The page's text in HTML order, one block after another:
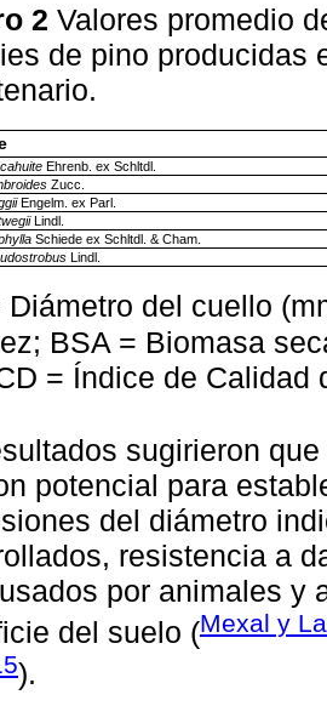
2 Valores promedio
de pino producidas
Ehrenb. ex Schltdl.
Zucc.
Engelm. ex Parl.
Lindl.
Schiede ex Schltdl. & Cham.
Lindl.
Diámetro del cuello
BSA = Biomasa
= Índice de Calidad
sugirieron
potencial para
del diámetro
resistencia a
por animales y
del suelo (Mexal y
).